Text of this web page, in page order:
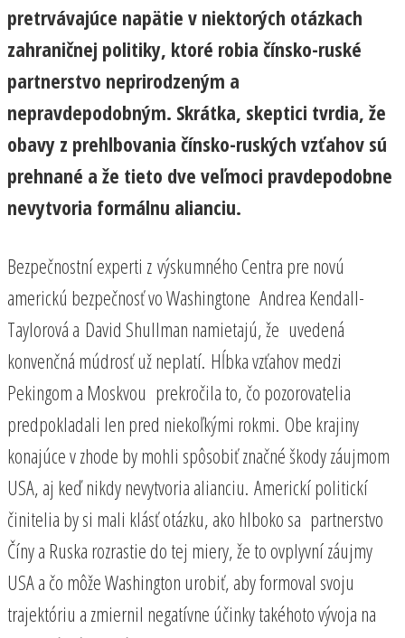
pretrvávajúce napätie v niektorých otázkach
zahraničnej politiky, ktoré robia čínsko-ruské
partnerstvo neprirodzeným a
nepravdepodobným. Skrátka, skeptici tvrdia, že
obavy z prehlbovania čínsko-ruských vzťahov sú
prehnané a že tieto dve veľmoci pravdepodobne
nevytvoria formálnu alianciu.
Bezpečnostní experti z výskumného Centra pre novú
americkú bezpečnosť vo Washingtone Andrea Kendall-
Taylorová a David Shullman namietajú, že uvedená
konvenčná múdrosť už neplatí. Hĺbka vzťahov medzi
Pekingom a Moskvou prekročila to, čo pozorovatelia
predpokladali len pred niekoľkými rokmi. Obe krajiny
konajúce v zhode by mohli spôsobiť značné škody záujmom
USA, aj keď nikdy nevytvoria alianciu. Americkí politickí
činitelia by si mali klásť otázku, ako hlboko sa partnerstvo
Číny a Ruska rozrastie do tej miery, že to ovplyvní záujmy
USA a čo môže Washington urobiť, aby formoval svoju
trajektóriu a zmiernil negatívne účinky takéhoto vývoja na